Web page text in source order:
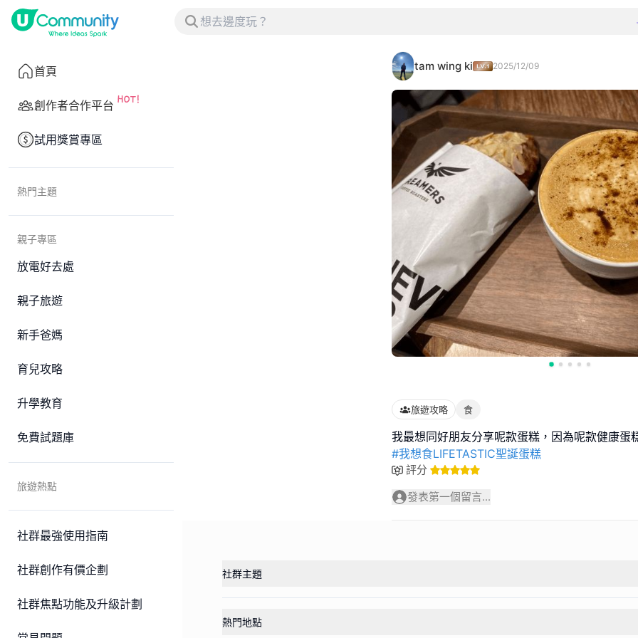
首頁
創作者合作平台
試用獎賞專區
熱門主題
親子專區
放電好去處
親子旅遊
新手爸媽
育兒攻略
升學教育
免費試題庫
旅遊熱點
社群最強使用指南
社群創作有價企劃
社群焦點功能及升級計劃
tam wing ki 2025/12/09
旅遊攻略 食
#我想食LIFETASTIC聖誕蛋糕
評分
發表第一個留言...
社群主題
熱門地點